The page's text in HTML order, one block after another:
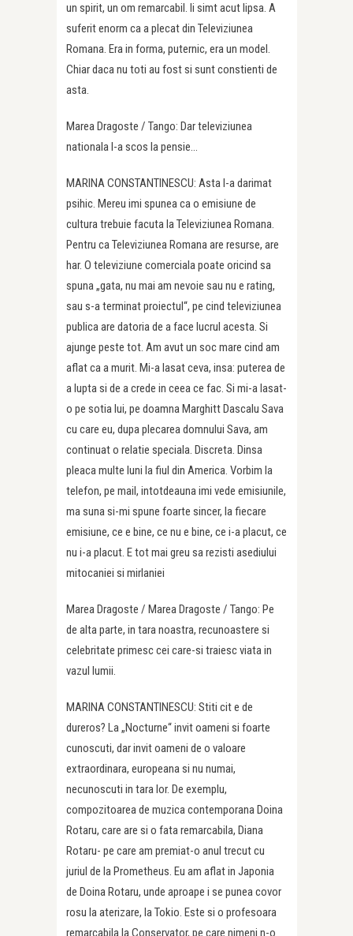
un spirit, un om remarcabil. Ii simt acut lipsa. A
suferit enorm ca a plecat din Televiziunea
Romana. Era in forma, puternic, era un model.
Chiar daca nu toti au fost si sunt constienti de
asta.
Marea Dragoste / Tango: Dar televiziunea
nationala l-a scos la pensie…
MARINA CONSTANTINESCU: Asta l-a darimat
psihic. Mereu imi spunea ca o emisiune de
cultura trebuie facuta la Televiziunea Romana.
Pentru ca Televiziunea Romana are resurse, are
har. O televiziune comerciala poate oricind sa
spuna „gata, nu mai am nevoie sau nu e rating,
sau s-a terminat proiectul“, pe cind televiziunea
publica are datoria de a face lucrul acesta. Si
ajunge peste tot. Am avut un soc mare cind am
aflat ca a murit. Mi-a lasat ceva, insa: puterea de
a lupta si de a crede in ceea ce fac. Si mi-a lasat-
o pe sotia lui, pe doamna Marghitt Dascalu Sava
cu care eu, dupa plecarea domnului Sava, am
continuat o relatie speciala. Discreta. Dinsa
pleaca multe luni la fiul din America. Vorbim la
telefon, pe mail, intotdeauna imi vede emisiunile,
ma suna si-mi spune foarte sincer, la fiecare
emisiune, ce e bine, ce nu e bine, ce i-a placut, ce
nu i-a placut. E tot mai greu sa rezisti asediului
mitocaniei si mirlaniei
Marea Dragoste / Marea Dragoste / Tango: Pe
de alta parte, in tara noastra, recunoastere si
celebritate primesc cei care-si traiesc viata in
vazul lumii.
MARINA CONSTANTINESCU: Stiti cit e de
dureros? La „Nocturne“ invit oameni si foarte
cunoscuti, dar invit oameni de o valoare
extraordinara, europeana si nu numai,
necunoscuti in tara lor. De exemplu,
compozitoarea de muzica contemporana Doina
Rotaru, care are si o fata remarcabila, Diana
Rotaru- pe care am premiat-o anul trecut cu
juriul de la Prometheus. Eu am aflat in Japonia
de Doina Rotaru, unde aproape i se punea covor
rosu la aterizare, la Tokio. Este si o profesoara